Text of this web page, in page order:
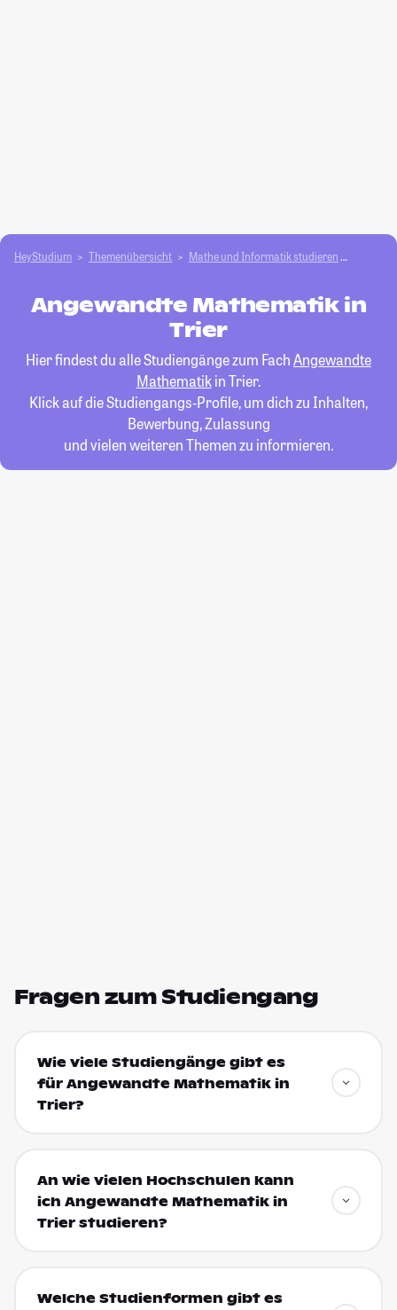
HeyStudium Themenübersicht Mathe und Informatik studieren
Angewandte Mathematik in
Trier
Hier findest du alle Studiengänge zum FachAngewandte
Mathematikin Trier.
Klick auf die Studiengangs-Profile, um dich zu Inhalten,
Bewerbung, Zulassung
und vielen weiteren Themen zu informieren.
Fragen zum Studiengang
Wie viele Studiengänge gibt es
für Angewandte Mathematik in
Trier?
An wie vielen Hochschulen kann
ich Angewandte Mathematik in
Trier studieren?
Welche Studienformen gibt es